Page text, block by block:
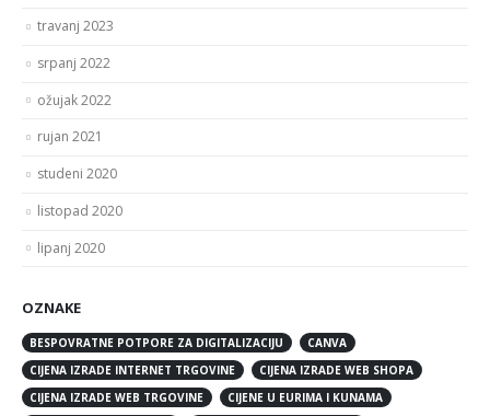
travanj 2023
srpanj 2022
ožujak 2022
rujan 2021
studeni 2020
listopad 2020
lipanj 2020
OZNAKE
BESPOVRATNE POTPORE ZA DIGITALIZACIJU
CANVA
CIJENA IZRADE INTERNET TRGOVINE
CIJENA IZRADE WEB SHOPA
CIJENA IZRADE WEB TRGOVINE
CIJENE U EURIMA I KUNAMA